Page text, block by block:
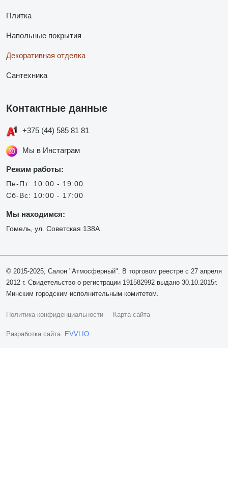
Плитка
Напольные покрытия
Декоративная отделка
Сантехника
Контактные данные
+375 (44) 585 81 81
Мы в Инстаграм
Режим работы:
Пн-Пт: 10:00 - 19:00
Сб-Вс: 10:00 - 17:00
Мы находимся:
Гомель, ул. Советская 138А
© 2015-2025, Салон "Атмосферный". В торговом реестре с 27 апреля
2012 г. Свидетельство о регистрации 191582992 выдано 30.10.2015г.
Минским городским исполнительным комитетом.
Политика конфиденциальности Карта сайта
Разработка сайта: EVVLIO